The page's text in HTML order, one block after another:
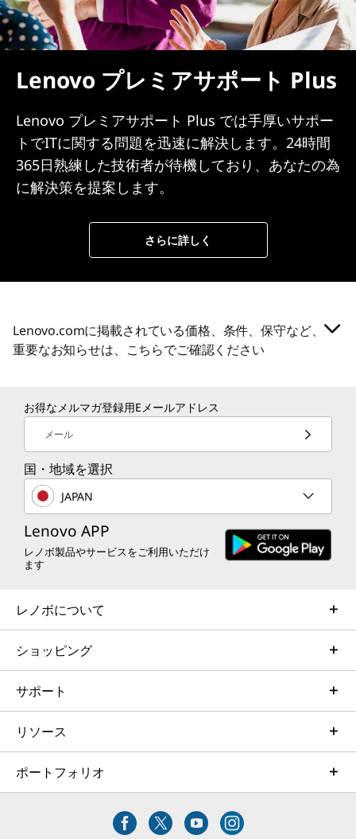
Lenovo プレミアサポート Plus
Lenovo プレミアサポート Plus では手厚いサポー
トでITに関する問題を迅速に解決します。24時間
365日熟練した技術者が待機しており、あなたの為
に解決策を提案します。
さらに詳しく
Lenovo.comに掲載されている価格、条件、保守など、
重要なお知らせは、こちらでご確認ください
お得なメルマガ登録用Eメールアドレス
メール
国・地域を選択
JAPAN
Lenovo APP
レノボ製品やサービスをご利用いただけ
ます
レノボについて
ショッピング
サポート
リソース
ポートフォリオ